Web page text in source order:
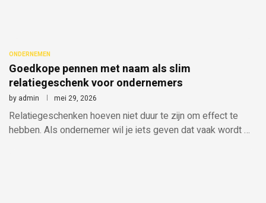
ONDERNEMEN
Goedkope pennen met naam als slim
relatiegeschenk voor ondernemers
by admin mei 29, 2026
Relatiegeschenken hoeven niet duur te zijn om effect te
hebben. Als ondernemer wil je iets geven dat vaak wordt …